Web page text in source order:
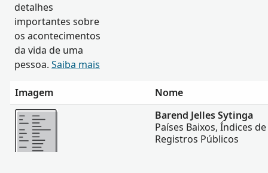
detalhes
importantes sobre
os acontecimentos
da vida de uma
pessoa. Saiba mais
Imagem
Nome
Mais
Barend Jelles Sytinga
Países Baixos, Índices
Registros Públicos